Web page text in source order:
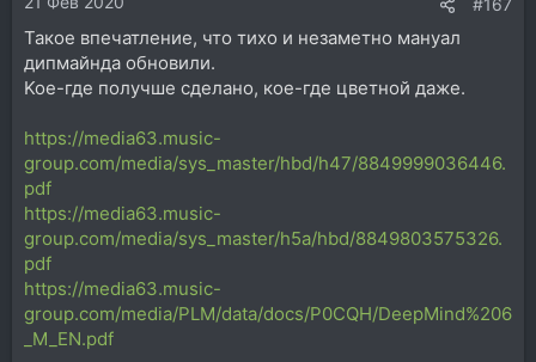
Такое впечатление, что тихо и незаметно мануал
дипмайнда обновили.
Koe-где получше сделано, кое-где цветной даже.
https://media63.music-
group.com/media/sys_master/hbd/h47/8849999036446.
pdf
https://media63.music-
group.com/media/sys_master/h5a/hbd/8849803575326.
pdf
https://media63.music-
group.com/media/PLM/data/docs/P0CQH/DeepMind%206
_M_EN.pdf